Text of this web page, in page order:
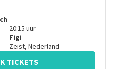
20:15 uur
Figi
Zeist, Nederland
TICKETS